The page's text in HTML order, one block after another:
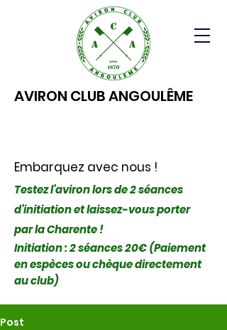
AVIRON CLUB ANGOULÊME
Embarquez avec nous !
Testez l'aviron lors de 2 séances
d'initiation et laissez-vous porter
par la Charente !
Initiation : 2 séances 20€ (Paiement
en espèces ou chèque directement
au club)
Post